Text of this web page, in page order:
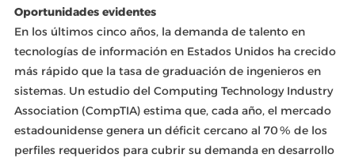
Oportunidades evidentes
En los últimos cinco años, la demanda de talento en
tecnologías de información en Estados Unidos ha crecido
más rápido que la tasa de graduación de ingenieros en
sistemas. Un estudio del Computing Technology Industry
Association (CompTIA) estima que, cada año, el mercado
estadounidense genera un déficit cercano al 70 % de los
perfiles requeridos para cubrir su demanda en desarrollo